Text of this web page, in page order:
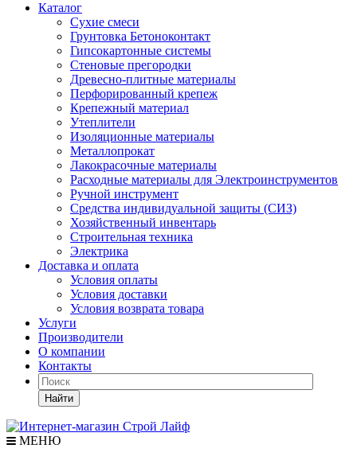
Каталог
Сухие смеси
Грунтовка Бетоноконтакт
Гипсокартонные системы
Стеновые прегородки
Древесно-плитные материалы
Перфорированный крепеж
Крепежный материал
Утеплители
Изоляционные материалы
Металлопрокат
Лакокрасочные материалы
Расходные материалы для Электроинструментов
Ручной инструмент
Средства индивидуальной защиты (СИЗ)
Хозяйственный инвентарь
Строительная техника
Электрика
Доставка и оплата
Условия оплаты
Условия доставки
Условия возврата товара
Услуги
Производители
О компании
Контакты
Найти
МЕНЮ